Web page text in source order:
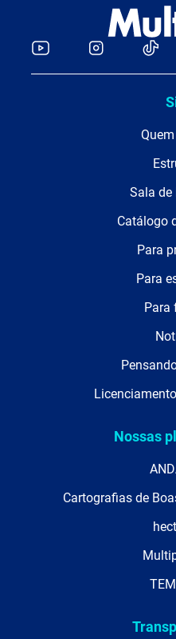
Sala de
Catálogo
Para
Para
Para
Nossas
Cartografias de